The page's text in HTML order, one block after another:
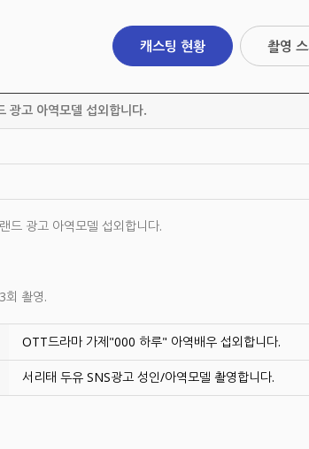
캐스팅 현황 촬영
광고 아역모델 섭외합니다.
드 광고 아역모델 섭외합니다.
회 촬영.
OTT드라마 가제"000 하루" 아역배우 섭외합니다.
서리태 두유 SNS광고 성인/아역모델 촬영합니다.